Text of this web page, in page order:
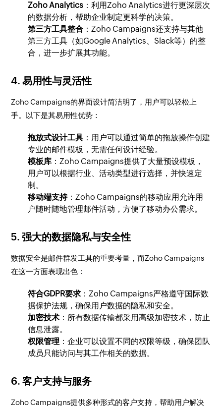
Zoho Analytics ：利用Zoho Analytics进行更深层次
的数据分析，帮助企业制定更科学的决策。
第三方工具整合 ：Zoho Campaigns还支持与其他
第三方工具（如Google Analytics、Slack等）的整
合，进一步扩展其功能。
4.易用性与灵活性
Zoho Campaigns的界面设计简洁明了，用户可以轻松上
手。以下是其易用性优势：
拖放式设计工具 ：用户可以通过简单的拖放操作创建
专业的邮件模板，无需任何设计经验。
模板库 ：Zoho Campaigns提供了大量预设模板，
用户可以根据行业、活动类型进行选择，并快速定
制。
移动端支持：Zoho Campaigns的移动应用允许用
户随时随地管理邮件活动，方便了移动办公需求。
5.强大的数据隐私与安全性
数据安全是邮件群发工具的重要考量，而Zoho Campaigns
在这一方面表现出色：
符合GDPR要求：Zoho Campaigns严格遵守国际数
据保护法规，确保用户数据的隐私和安全。
加密技术 ：所有数据传输都采用高级加密技术，防止
信息泄露。
权限管理 ：企业可以设置不同的权限等级，确保团队
成员只能访问与其工作相关的数据。
6.客户支持与服务
Zoho Campaigns提供多种形式的客户支持，帮助用户解决